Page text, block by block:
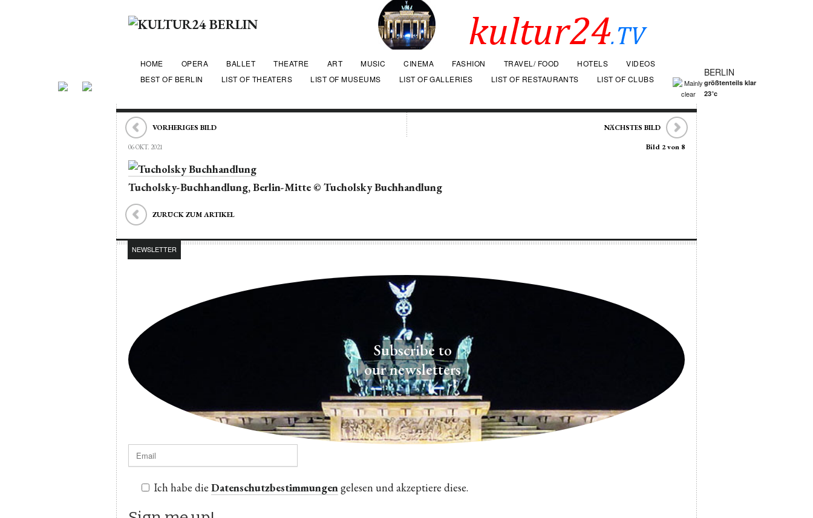
BERLIN
größtenteils klar
23°c
HOME OPERA BALLET THEATRE ART MUSIC CINEMA FASHION TRAVEL/ FOOD HOTELS
VIDEOS
BEST OF BERLIN
LIST OF THEATERS LIST OF MUSEUMS LIST OF GALLERIES LIST OF RESTAURANTS LIST OF CLUBS
VORHERIGES BILD NÄCHSTES BILD
06 OKT. 2021 Bild 2 von 8
Tucholsky-Buchhandlung, Berlin-Mitte © Tucholsky Buchhandlung
ZURÜCK ZUM ARTIKEL
NEWSLETTER
Subscribe to
our newsletters
Ich habe die Datenschutzbestimmungengelesen und akzeptiere diese.